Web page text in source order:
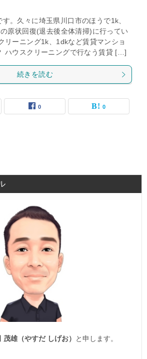
。久々に埼玉県川口市のほうで1k、
原状回復(退去後全体清掃)に行ってい
リーニング1k、1dkなど賃貸マンショ
ハウスクリーニングで行なう賃貸 […]
続きを読む
0 0
茂雄（やすだ しげお）
と申します。